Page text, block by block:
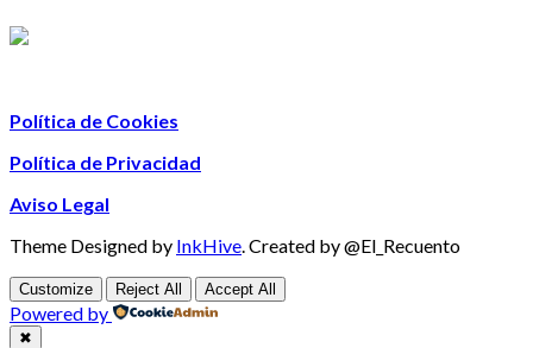
Política de Cookies
Política de Privacidad
Aviso Legal
Theme Designed by InkHive Created by @El_Recuento
Customize Reject All Accept All
Powered by
✖